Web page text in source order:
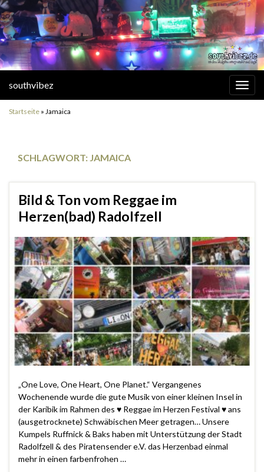
southvibez
Startseite » Jamaica
SCHLAGWORT: JAMAICA
Bild & Ton vom Reggae im
Herzen(bad) Radolfzell
„One Love, One Heart, One Planet.“ Vergangenes
Wochenende wurde die gute Musik von einer kleinen Insel in
der Karibik im Rahmen des ♥ Reggae im Herzen Festival ♥ ans
(ausgetrocknete) Schwäbischen Meer getragen… Unsere
Kumpels Ruffnick & Baks haben mit Unterstützung der Stadt
Radolfzell & des Piratensender e.V. das Herzenbad einmal
mehr in einen farbenfrohen …